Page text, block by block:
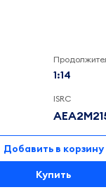
1:14
ISRC
Добавить в корзину
Купить